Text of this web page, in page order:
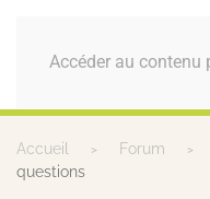
Accéder au contenu
MENU
Accueil Forum
questions